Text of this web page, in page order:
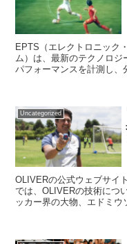
EPTS（エレクトロニック
ム）は、最新のテクノロ
パフォーマンスを計測し、
Uncategorized
OLIVERの公式ウェブサイ
では、OLIVERの技術につ
ッカー界の大物、エドミウ